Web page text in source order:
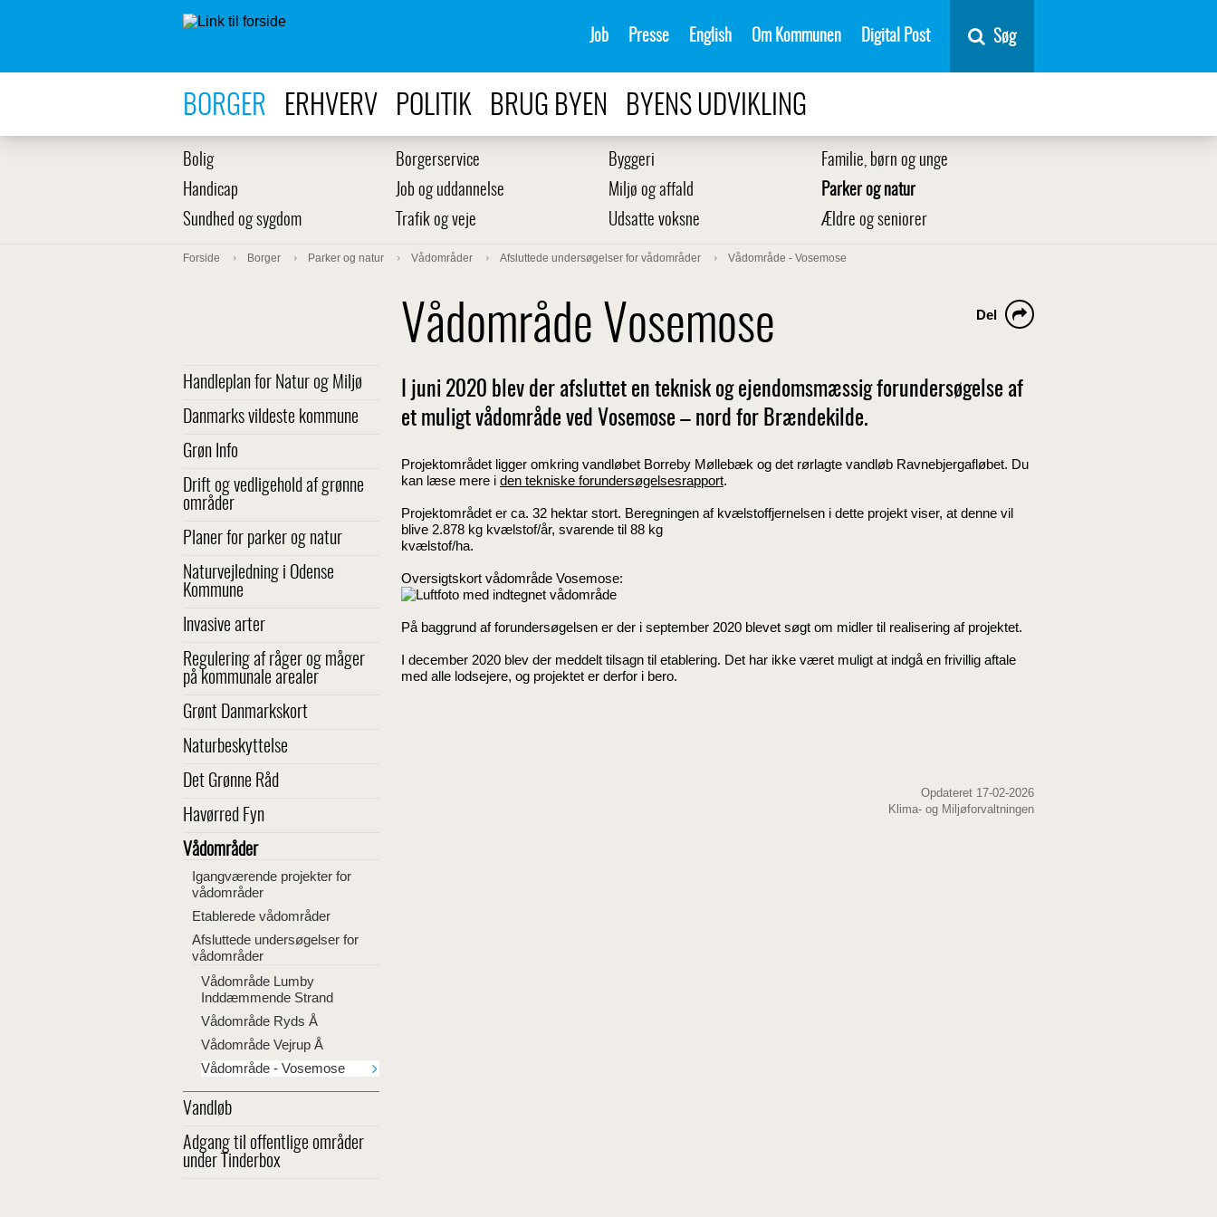
Job Presse English Om Kommunen Digital Post Søg
BORGER ERHVERV POLITIK BRUG BYEN BYENS UDVIKLING
Bolig Borgerservice Byggeri
Familie, børn og unge
Handicap
Job og uddannelse Miljø og affald
Parker og natur
Sundhed og sygdom
Trafik og veje Udsatte voksne Ældre og seniorer
Forside Borger Parker og natur Vådområder Afsluttede undersøgelser for vådområder Vådområde - Vosemose
Handleplan for Natur og Miljø
Danmarks vildeste kommune
Grøn Info
Drift og vedligehold af grønne
områder
Planer for parker og natur
Naturvejledning i Odense
Kommune
Invasive arter
Regulering af råger og måger
på kommunale arealer
Grønt Danmarkskort
Naturbeskyttelse
Det Grønne Råd
Havørred Fyn
Vådområder
Igangværende projekter for
vådområder
Etablerede vådområder
Afsluttede undersøgelser for
vådområder
Vådområde Lumby
Inddæmmende Strand
Vådområde Ryds Å
Vådområde Vejrup Å
Vådområde - Vosemose
Vandløb
Adgang til offentlige områder
under Tinderbox
Vådområde Vosemose Del
I juni 2020 blev der afsluttet en teknisk og ejendomsmæssig forundersøgelse af
et muligt vådområde ved Vosemose – nord for Brændekilde.
Projektområdet ligger omkring vandløbet Borreby Møllebæk og det rørlagte vandløb Ravnebjergafløbet. Du
kan læse mere i den tekniske forundersøgelsesrapport.
Projektområdet er ca. 32 hektar stort. Beregningen af kvælstoffjernelsen i dette projekt viser, at denne vil
blive 2.878 kg kvælstof/år, svarende til 88 kg
kvælstof/ha.
Oversigtskort vådområde Vosemose:
På baggrund af forundersøgelsen er der i september 2020 blevet søgt om midler til realisering af projektet.
I december 2020 blev der meddelt tilsagn til etablering. Det har ikke været muligt at indgå en frivillig aftale
med alle lodsejere, og projektet er derfor i bero.
Opdateret 17-02-2026
Klima- og Miljøforvaltningen